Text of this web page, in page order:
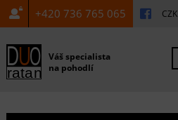
+420 736 765 065 CZK
Váš specialista
na pohodlí